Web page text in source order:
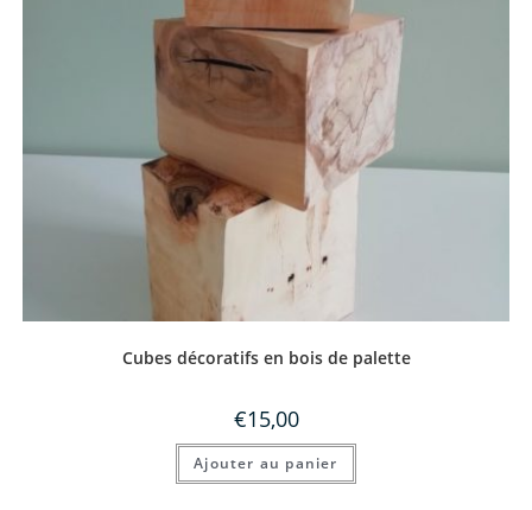
Cubes décoratifs en bois de palette
€15,00
Ajouter au panier